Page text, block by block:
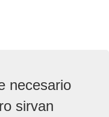
necesario
sirvan